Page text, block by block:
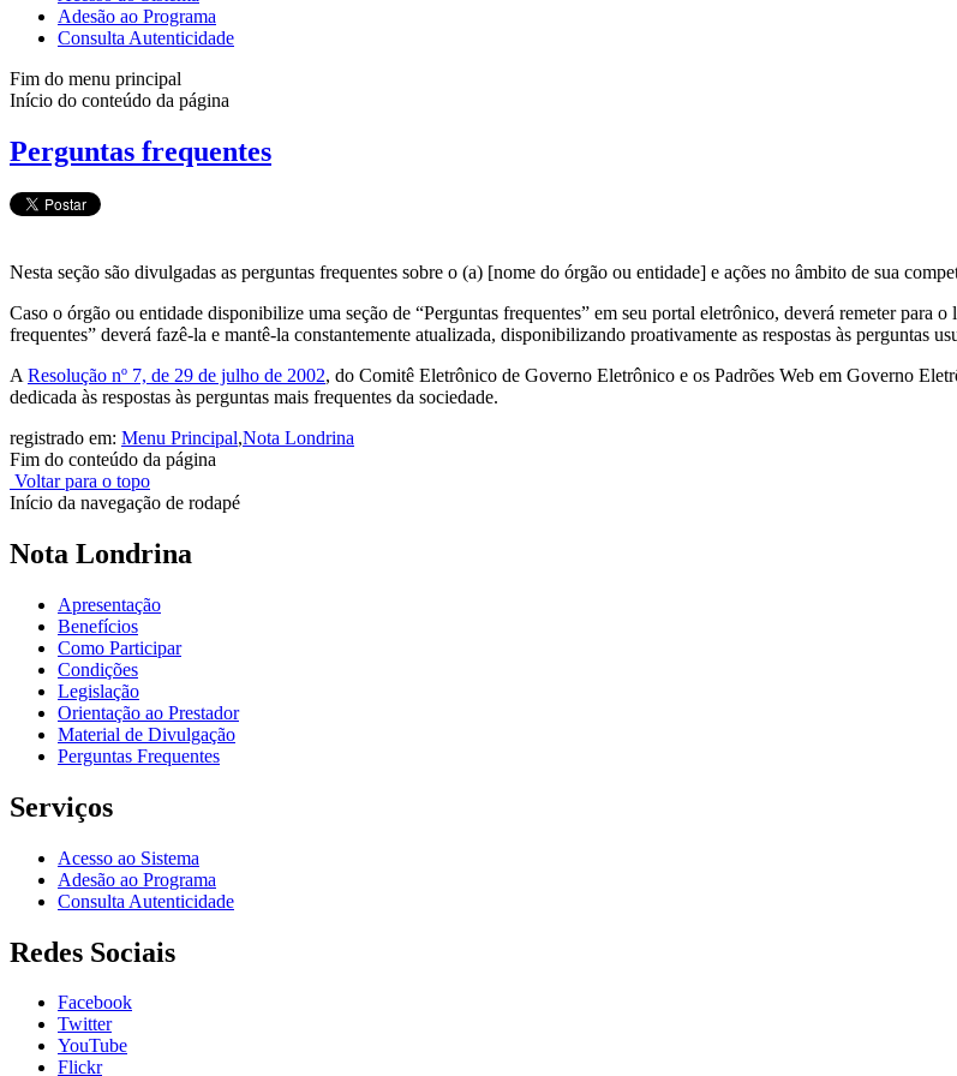
Adesão ao Programa
Consulta Autenticidade
Fim do menu principal
Início do conteúdo da página
Perguntas frequentes
Nesta seção são divulgadas as perguntas frequentes sobre o (a) [nome do órgão ou entidade] e ações no âmbito de sua
Caso o órgão ou entidade disponibilize uma seção de “Perguntas frequentes” em seu portal eletrônico, deverá remeter para
frequentes” deverá fazê-la e mantê-la constantemente atualizada, disponibilizando proativamente as respostas às perguntas
A Resolução nº 7, de 29 de julho de 2002, do Comitê Eletrônico de Governo Eletrônico e os Padrões Web em Governo
dedicada às respostas às perguntas mais frequentes da sociedade.
registrado em: Menu Principal,Nota Londrina
Fim do conteúdo da página
Voltar para o topo
Início da navegação de rodapé
Nota Londrina
Apresentação
Benefícios
Como Participar
Condições
Legislação
Orientação ao Prestador
Material de Divulgação
Perguntas Frequentes
Serviços
Acesso ao Sistema
Adesão ao Programa
Consulta Autenticidade
Redes Sociais
Facebook
Twitter
YouTube
Flickr